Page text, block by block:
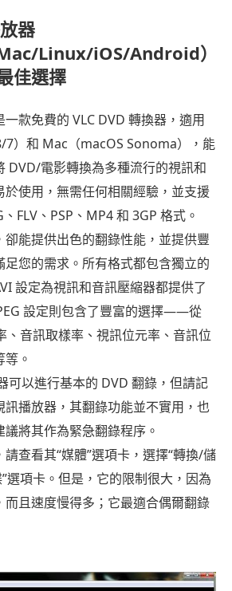
器
Linux/iOS/Android）
佳選擇
一款免費的 VLC DVD 轉換器，適用
）和 Mac（macOS Sonoma），能
DVD/電影轉換為多種流行的視訊和
於使用，無需任何相關經驗，並支援
FLV、PSP、MP4 和 3GP 格式。
卻能提供出色的翻錄性能，並提供豐
足您的需求。所有格式都包含獨立的
設定為視訊和音訊壓縮器都提供了
設定則包含了豐富的選擇——從
、音訊取樣率、視訊位元率、音訊位
。
可以進行基本的 DVD 翻錄，但請記
播放器，其翻錄功能並不實用，也
將其作為緊急翻錄程序。
查看其“媒體”選項卡，選擇“轉換/儲
選項卡。但是，它的限制很大，因為
而且速度慢得多；它最適合偶爾翻錄